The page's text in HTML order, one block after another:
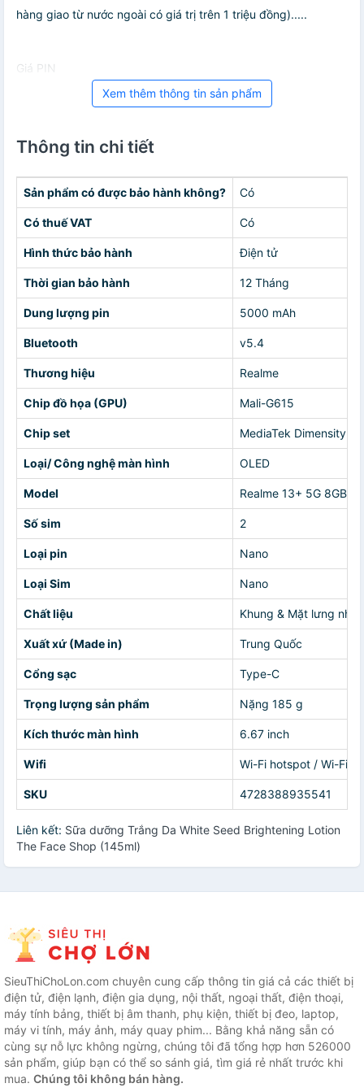
hàng giao từ nước ngoài có giá trị trên 1 triệu đồng).....
Giá PIN
Xem thêm thông tin sản phẩm
Thông tin chi tiết
Sản phẩm có được bảo hành không? Có
Có thuế VAT Có
Hình thức bảo hành Điện tử
Thời gian bảo hành 12 Tháng
Dung lượng pin 5000 mAh
Bluetooth v5.4
Thương hiệu Realme
Chip đồ họa (GPU) Mali-G615
Chip set MediaTek Dimensity
Loại/ Công nghệ màn hình OLED
Model Realme 13+ 5G 8GB/
Số sim 2
Loại pin Nano
Loại Sim Nano
Chất liệu Khung & Mặt lưng nhựa
Xuất xứ (Made in) Trung Quốc
Cổng sạc Type-C
Trọng lượng sản phẩm Nặng 185 g
Kích thước màn hình 6.67 inch
Wifi Wi-Fi hotspot / Wi-Fi
SKU 4728388935541
Liên kết: Sữa dưỡng Trắng Da White Seed Brightening Lotion
The Face Shop (145ml)
SieuThiChoLon.com chuyên cung cấp thông tin giá cả các thiết bị
điện tử, điện lạnh, điện gia dụng, nội thất, ngoại thất, điện thoại,
máy tính bảng, thiết bị âm thanh, phụ kiện, thiết bị đeo, laptop,
máy vi tính, máy ảnh, máy quay phim... Bằng khả năng sẵn có
cùng sự nỗ lực không ngừng, chúng tôi đã tổng hợp hơn 526000
sản phẩm, giúp bạn có thể so sánh giá, tìm giá rẻ nhất trước khi
mua. Chúng tôi không bán hàng.